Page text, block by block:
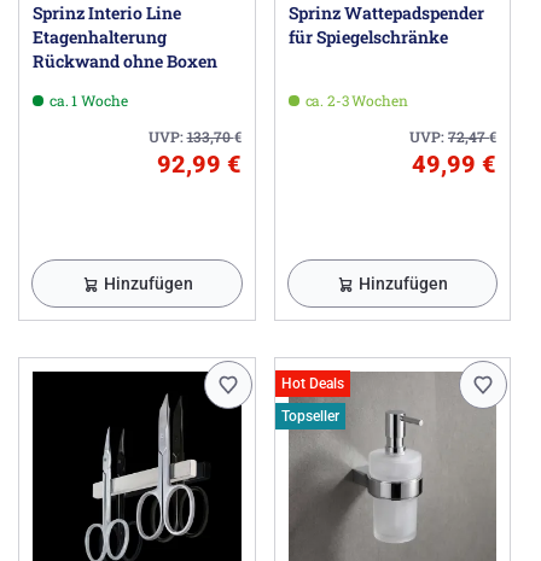
Sprinz Interio Line
Etagenhalterung
Rückwand ohne Boxen
ca. 1 Woche
UVP:133,70€
92,99 €
Hinzufügen
Sprinz Wattepadspender
für Spiegelschränke
ca. 2-3 Wochen
UVP:72,47€
49,99 €
Hinzufügen
Hot Deals
Topseller